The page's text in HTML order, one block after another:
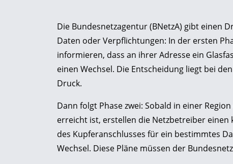
Die Bundesnetzagentur (BNetzA) gibt einen
Daten oder Verpflichtungen: In der ersten
informieren, dass an ihrer Adresse ein
einen Wechsel. Die Entscheidung liegt bei
Druck.
Dann folgt Phase zwei: Sobald in einer
erreicht ist, erstellen die Netzbetreiber einen
des Kupferanschlusses für ein bestimmtes
Wechsel. Diese Pläne müssen der